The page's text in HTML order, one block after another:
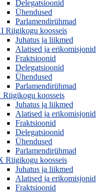
Delegatsioonid
Ühendused
Parlamendirühmad
Riigikogu koosseis
Juhatus ja liikmed
Alatised ja erikomisjonid
Fraktsioonid
Delegatsioonid
Ühendused
Parlamendirühmad
Riigikogu koosseis
Juhatus ja liikmed
Alatised ja erikomisjonid
Fraktsioonid
Delegatsioonid
Ühendused
Parlamendirühmad
Riigikogu koosseis
Juhatus ja liikmed
Alatised ja erikomisjonid
Fraktsioonid